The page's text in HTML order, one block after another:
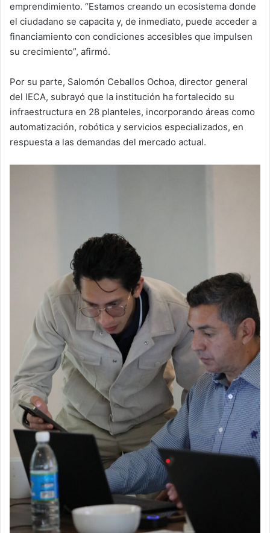
emprendimiento. “Estamos creando un ecosistema donde
el ciudadano se capacita y, de inmediato, puede acceder a
financiamiento con condiciones accesibles que impulsen
su crecimiento”, afirmó.
Por su parte, Salomón Ceballos Ochoa, director general
del IECA, subrayó que la institución ha fortalecido su
infraestructura en 28 planteles, incorporando áreas como
automatización, robótica y servicios especializados, en
respuesta a las demandas del mercado actual.